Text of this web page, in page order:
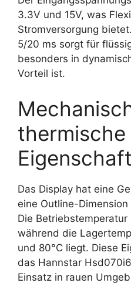
3.3V und 15V, was
Stromversorgung
5/20 ms sorgt für
besonders in
Vorteil ist.
thermische
Das Display hat eine
eine Outline-
Die
während die
und 80°C liegt. Diese
das Hannstar
Einsatz in rauen